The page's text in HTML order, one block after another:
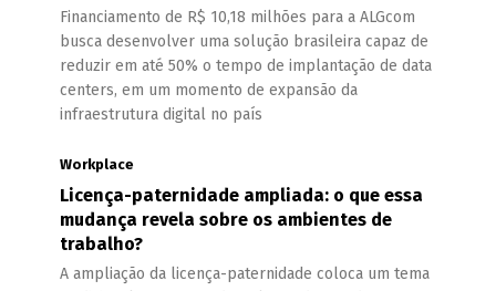
Financiamento de R$ 10,18 milhões para a ALGcom
busca desenvolver uma solução brasileira capaz de
reduzir em até 50% o tempo de implantação de data
centers, em um momento de expansão da
infraestrutura digital no país
Workplace
Licença-paternidade ampliada: o que essa
mudança revela sobre os ambientes de
trabalho?
A ampliação da licença-paternidade coloca um tema